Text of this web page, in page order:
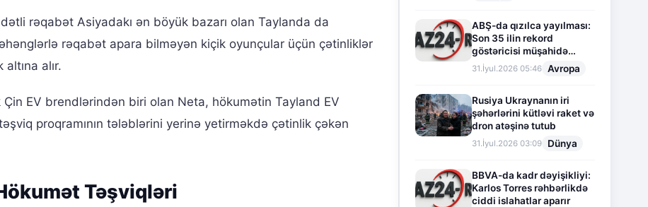
rəqabət Asiyadakı ən böyük bazarı olan Taylanda da
rəqabət apara bilməyən kiçik oyunçular üçün çətinliklər
alır.
EV brendlərindən biri olan Neta, hökumətin Tayland EV
proqramının tələblərini yerinə yetirməkdə çətinlik çəkən
Təşviqləri
ABŞ-da qızılca yayılması:
Son 35 ilin rekord
göstəricisi müşahidə
olunur
31.İyul.2026 05:46 Avropa
Rusiya Ukraynanın iri
şəhərlərini kütləvi raket və
dron atəşinə tutub
31.İyul.2026 03:09 Dünya
BBVA-da kadr dəyişikliyi:
Karlos Torres rəhbərlikdə
ciddi islahatlar aparır